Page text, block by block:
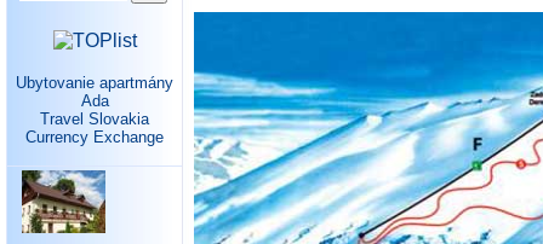
Ubytovanie apartmány
Ada
Travel Slovakia
Currency Exchange